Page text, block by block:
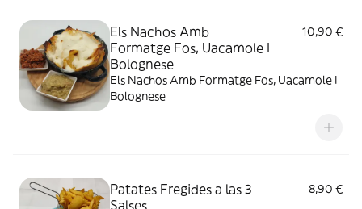
Els Nachos Amb
Formatge Fos, Uacamole I
Bolognese
10,90 €
Els Nachos Amb Formatge Fos, Uacamole I
Bolognese
Patates Fregides a las 3
Salses
8,90 €